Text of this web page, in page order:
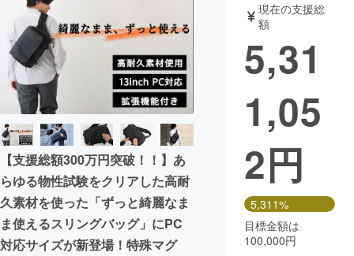
テクノロジー・ガジェット
映像・映画 書籍・雑誌
ビジネス・起業 チャレンジ
まちづくり・地域活性化
CAMPFIRE for Social Good
CAMPFIRE Creation
CAMPFIREふるさと納税
コミュニティ
【支援総額300万円突破！！】あ
らゆる物性試験をクリアした高耐
久素材を使った「ずっと綺麗なま
ま使えるスリングバッグ」にPC
対応サイズが新登場！特殊マグ
現在の支援総
額
5,31
1,05
2円
5,311%
目標金額は
100,000円